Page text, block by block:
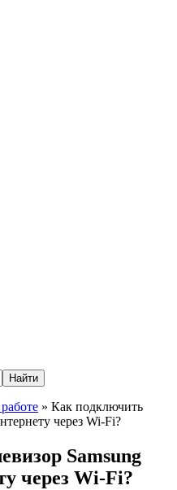
» Как подключить
через Wi-Fi?
Samsung
через Wi-Fi?